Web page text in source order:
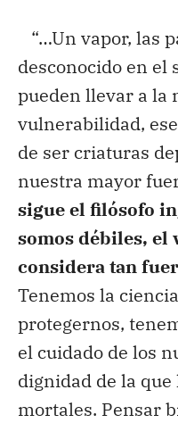
“…Un vapor, las
desconocido en el
pueden llevar a la
vulnerabilidad,
de ser criaturas
nuestra mayor
sigue el filósofo
somos débiles, el
considera tan
Tenemos la
protegernos,
el cuidado de los
dignidad de la que
mortales. Pensar